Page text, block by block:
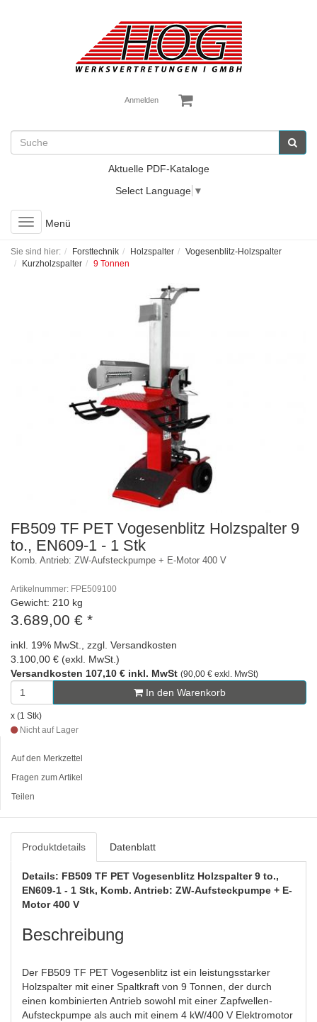
Anmelden
Aktuelle PDF-Kataloge
Select Language ▼
Toggle
navigation
Menü
Sie sind hier: Forsttechnik Holzspalter
Vogesenblitz-Holzspalter
Kurzholzspalter
9 Tonnen
FB509 TF PET Vogesenblitz Holzspalter 9
to., EN609-1 - 1 Stk
Komb. Antrieb: ZW-Aufsteckpumpe + E-Motor 400 V
Artikelnummer: FPE509100
Gewicht: 210 kg
3.689,00 € *
inkl. 19% MwSt., zzgl. Versandkosten
3.100,00 € (exkl. MwSt.)
Versandkosten 107,10 € inkl. MwSt (90,00 € exkl. MwSt)
In den Warenkorb
x (1 Stk)
Nicht auf Lager
Auf den Merkzettel
Fragen zum Artikel
Teilen
Produktdetails Datenblatt
Details: FB509 TF PET Vogesenblitz Holzspalter 9 to.,
EN609-1 - 1 Stk, Komb. Antrieb: ZW-Aufsteckpumpe + E-
Motor 400 V
Beschreibung
Der FB509 TF PET Vogesenblitz ist ein leistungsstarker
Holzspalter mit einer Spaltkraft von 9 Tonnen, der durch
einen kombinierten Antrieb sowohl mit einer Zapfwellen-
Aufsteckpumpe als auch mit einem 4 kW/400 V Elektromotor